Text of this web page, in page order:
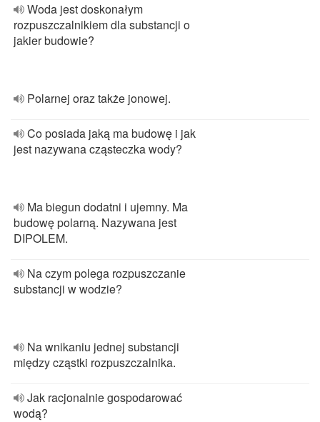
Woda jest doskonałym
rozpuszczalnikiem dla substancji o
jakier budowie?
Polarnej oraz także jonowej.
Co posiada jaką ma budowę i jak
jest nazywana cząsteczka wody?
Ma biegun dodatni i ujemny. Ma
budowę polarną. Nazywana jest
DIPOLEM.
Na czym polega rozpuszczanie
substancji w wodzie?
Na wnikaniu jednej substancji
między cząstki rozpuszczalnika.
Jak racjonalnie gospodarować
wodą?